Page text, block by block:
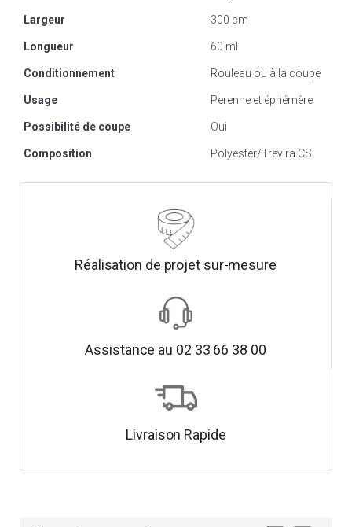
Largeur 300 cm
Longueur 60 ml
Conditionnement Rouleau ou à la coupe
Usage Perenne et éphémère
Possibilité de coupe Oui
Composition Polyester/Trevira CS
Réalisation de projet sur-mesure
Assistance au 02 33 66 38 00
Livraison Rapide